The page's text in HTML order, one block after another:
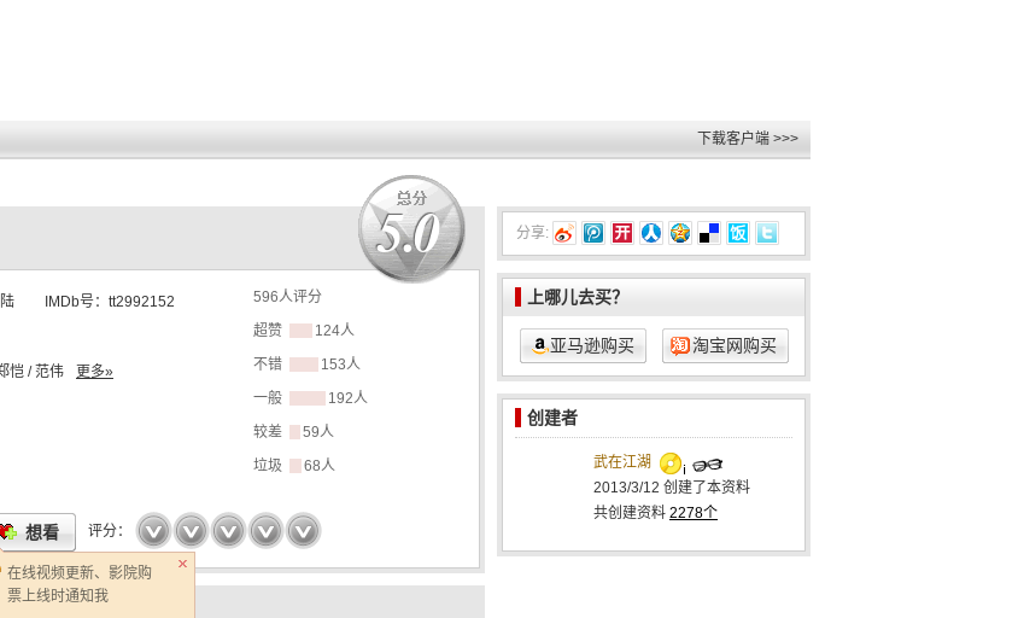
下载客户端 >>>
IMDb号： tt2992152
恺 / 范伟 更多»
596人评分
超赞
124人
不错
153人
一般
192人
较差
59人
垃圾
68人
想看
在线视频更新、影院购
票上线时通知我
评分：
☆ ☆ ☆ ☆ ☆
5.0 分享:
上哪儿去买？
亚马逊购买 淘宝网购买
创建者
武在江湖
2013/3/12 创建了本资料
共创建资料 2278个